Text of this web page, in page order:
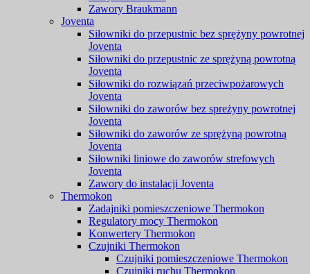
Zawory Braukmann
Joventa
Siłowniki do przepustnic bez sprężyny powrotnej
Joventa
Siłowniki do przepustnic ze sprężyną powrotną
Joventa
Siłowniki do rozwiązań przeciwpożarowych
Joventa
Siłowniki do zaworów bez spreżyny powrotnej
Joventa
Siłowniki do zaworów ze sprężyną powrotną
Joventa
Siłowniki liniowe do zaworów strefowych
Joventa
Zawory do instalacji Joventa
Thermokon
Zadajniki pomieszczeniowe Thermokon
Regulatory mocy Thermokon
Konwertery Thermokon
Czujniki Thermokon
Czujniki pomieszczeniowe Thermokon
Czujniki ruchu Thermokon